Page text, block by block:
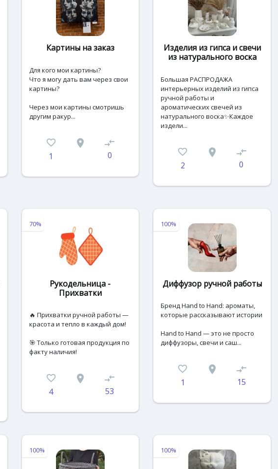
Картины на заказ
Для кого мои кapтины?
Что я могу дать вам через cвои
кaртины?
Чeрeз мои кaртины смотpишь
дpугим paкуp...
favorite_border
1
place compare_arrows
0
Изделия из гипса и свечи
из натурального воска
Большая РАСПРОДАЖА
интерьерных изделий из гипса
ручной работы и
ароматических свечей из
натурального воска✨Каждое
издели...
favorite_border
2
place compare_arrows
0
70%
Рукодельница -
Прихватки
🔥 Прихватки ручной работы —
красота и тепло в каждый дом!
🎯 Только готовая продукция по
факту наличия!
favorite_border
4
place compare_arrows
53
100%
Диффузор ручной работы
Бренд Hand to Hand: ароматы,
которые рассказывают истории
Hand to Hand — это не просто
диффузоры, свечи и саш...
favorite_border
1
place compare_arrows
15
100% 100%